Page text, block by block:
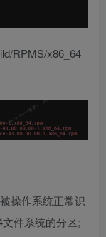
RPMS/x86_64
操作系统正常识
件系统的分区;